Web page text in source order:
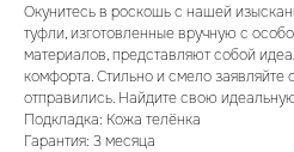
Окунитесь в роскошь с нашей
туфли, изготовленные вручную с
материалов, представляют собой
комфорта. Стильно и смело заявляйте
отправились. Найдите свою
Подкладка: Кожа телёнка
Гарантия: 3 месяца